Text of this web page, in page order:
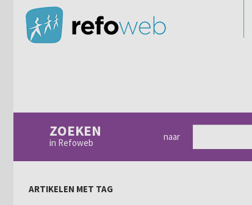
ZOEKEN
in Refoweb
naar
ARTIKELEN MET TAG